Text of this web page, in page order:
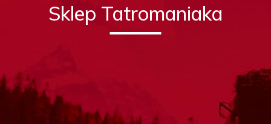
Sklep Tatromaniaka